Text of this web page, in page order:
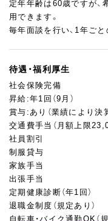
定年年齢は60歳ですが、
用できます。
毎年面談を行い、1年ご
待遇・福利厚生
社会保険完備
昇給:年1回（9月）
賞与:あり（業績により決
交通費手当（月額上限
社員割引
制服貸与
家族手当
出張手当
定期健康診断（年1回）
退職金制度（規定あり）
自転車・バイク通勤OK（